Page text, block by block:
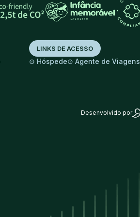
LINKS DE ACESSO
⊙ Hóspede⊙ Agente de Viagens
Desenvolvido por